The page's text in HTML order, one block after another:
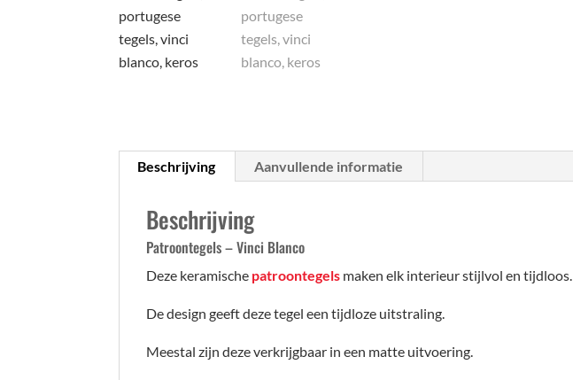
Beschrijving Aanvullende informatie
Beschrijving
Patroontegels – Vinci Blanco
Deze keramische patroontegels maken elk interieur stijlvol en tijdloos.
De design geeft deze tegel een tijdloze uitstraling.
Meestal zijn deze verkrijgbaar in een matte uitvoering.